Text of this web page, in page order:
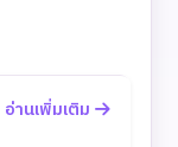
อ่านเพิ่มเติม